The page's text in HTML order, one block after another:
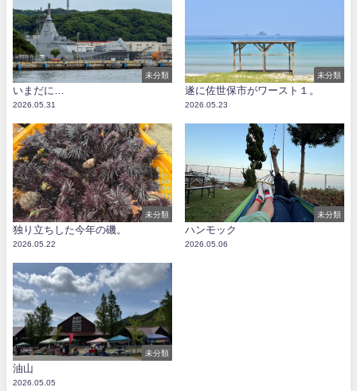
未分類
いまだに…
2026.05.31
未分類
遂に佐世保市がワースト１。
2026.05.23
未分類
独り立ちした今年の磯。
2026.05.22
未分類
ハンモック
2026.05.06
未分類
油山
2026.05.05